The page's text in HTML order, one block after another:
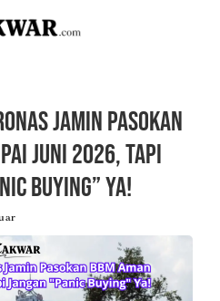
Jamin Pasokan
Juni 2026, Tapi
Buying” Ya!